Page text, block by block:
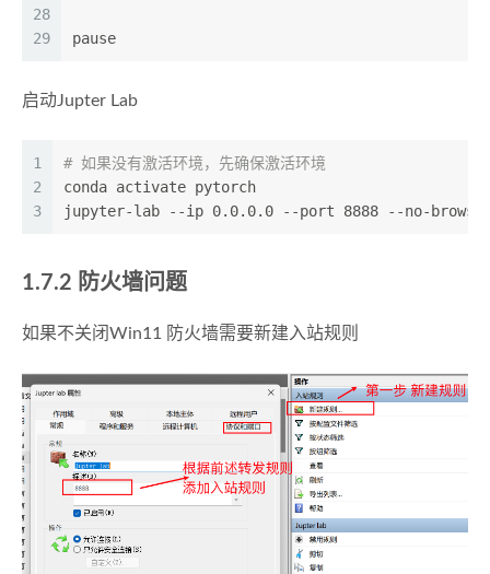
28
29
pause
启动Jupter Lab
1
2
3
# 如果没有激活环境，先确保激活环境
conda activate pytorch
jupyter-lab --ip 0.0.0.0 --port 8888 --no-
1.7.2 防火墙问题
如果不关闭Win11 防火墙需要新建入站规则